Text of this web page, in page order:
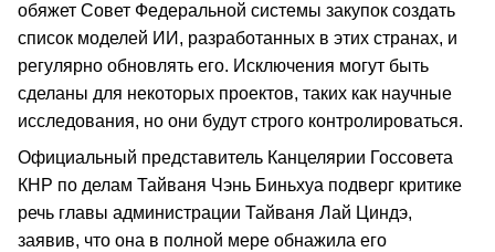
обяжет Совет Федеральной системы закупок создать
список моделей ИИ, разработанных в этих странах, и
регулярно обновлять его. Исключения могут быть
сделаны для некоторых проектов, таких как научные
исследования, но они будут строго контролироваться.
Официальный представитель Канцелярии Госсовета
КНР по делам Тайваня Чэнь Биньхуа подверг критике
речь главы администрации Тайваня Лай Циндэ,
заявив, что она в полной мере обнажила его